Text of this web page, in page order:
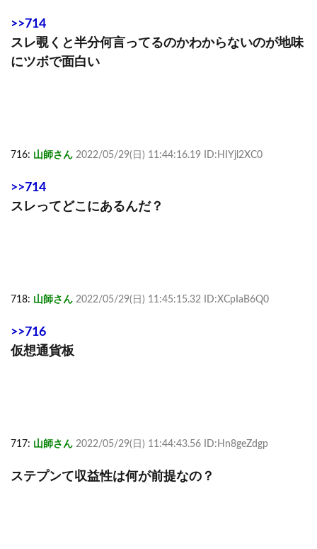
>>714
スレ覗くと半分何言ってるのかわからないのが地味
にツボで面白い
716: 山師さん 2022/05/29(日) 11:44:16.19 ID:HIYjl2XC0
>>714
スレってどこにあるんだ？
718: 山師さん 2022/05/29(日) 11:45:15.32 ID:XCpIaB6Q0
>>716
仮想通貨板
717: 山師さん 2022/05/29(日) 11:44:43.56 ID:Hn8geZdgp
ステプンて収益性は何が前提なの？